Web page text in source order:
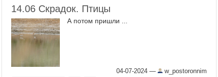
14.06 Скрадок. Птицы
А потом пришли ...
04-07-2024 — w_postoronnim